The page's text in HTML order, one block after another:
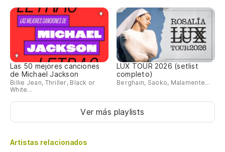
Las 50 mejores canciones
de Michael Jackson
Billie Jean, Thriller, Black or
White...
LUX TOUR 2026 (setlist
completo)
Berghain, Saoko, Malamente...
Ver más playlists
Artistas relacionados